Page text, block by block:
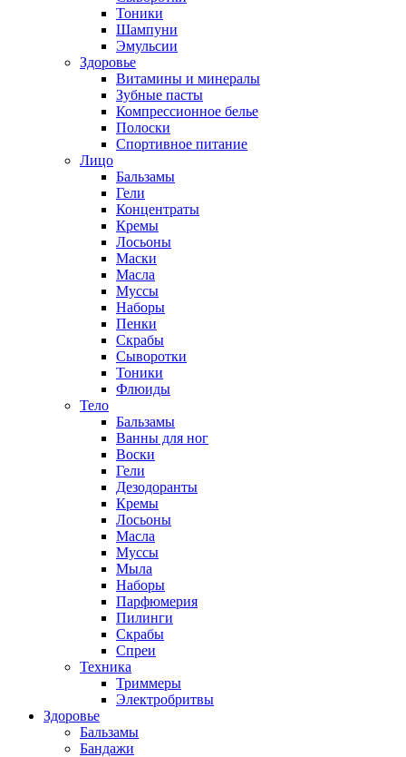
Тоники
Шампуни
Эмульсии
Здоровье
Витамины и минералы
Зубные пасты
Компрессионное белье
Полоски
Спортивное питание
Лицо
Бальзамы
Гели
Концентраты
Кремы
Лосьоны
Маски
Масла
Муссы
Наборы
Пенки
Скрабы
Сыворотки
Тоники
Флюиды
Тело
Бальзамы
Ванны для ног
Воски
Гели
Дезодоранты
Кремы
Лосьоны
Масла
Муссы
Мыла
Наборы
Парфюмерия
Пилинги
Скрабы
Спреи
Техника
Триммеры
Электробритвы
Здоровье
Бальзамы
Бандажи